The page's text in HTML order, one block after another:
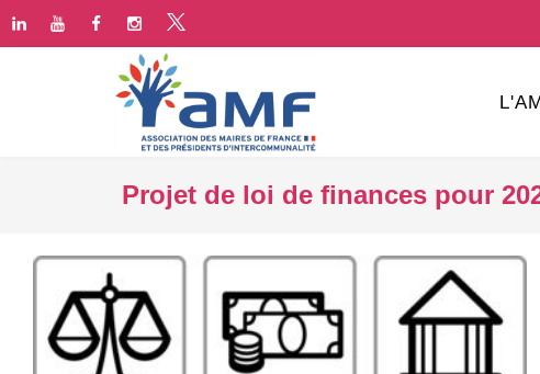
Projet de loi de finances pour